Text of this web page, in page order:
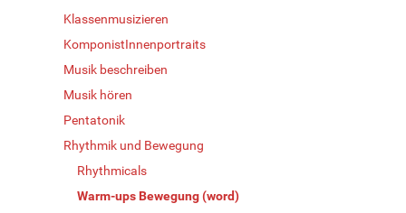
Klassenmusizieren
KomponistInnenportraits
Musik beschreiben
Musik hören
Pentatonik
Rhythmik und Bewegung
Rhythmicals
Warm-ups Bewegung (word)